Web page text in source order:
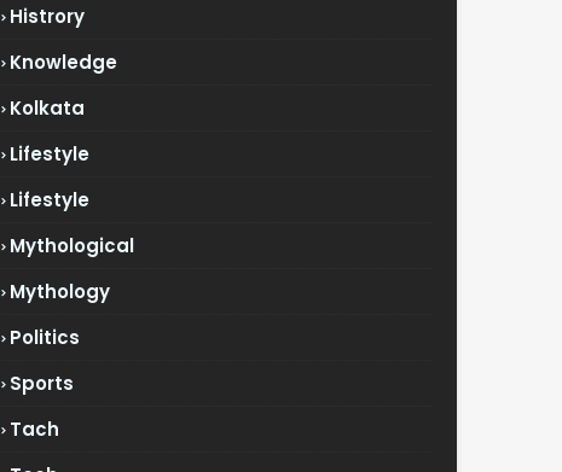
Histrory
Knowledge
Kolkata
Lifestyle
Lifestyle
Mythological
Mythology
Politics
Sports
Tach